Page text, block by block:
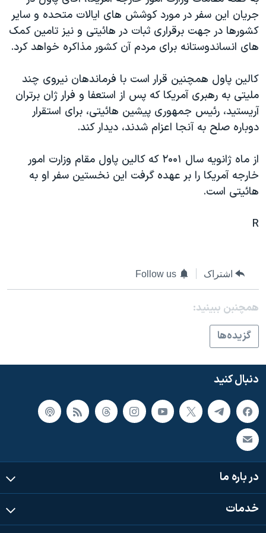
فرهنگ و زندگی
حقوق شهروندی
اقتصادی
علم و فناوری
اسرائیل در جنگ
گالری عکس
مستندها
انتخابات ریاست جمهوری آمریکا ۲۰۲۴
حمله جمهوری اسلامی به اسرائیل
رمز مهسا
ورزش زنان در ایران
اعتراضات زن، زندگی، آزادی
تریبونال مردمی آبان ۹۸
دادگاه حمید نوری
اسرائیل در جنگ
نرگس محمدی برنده جایزه نوبل صلح
همایش محافظه‌کاران آمریکا «سی‌پک»
صفحه‌های ویژه
دنبال کنید
زبانهای مختلف
جريان اين سفر در مورد کوشش های ايالات متحده و ساير
کشورها در جهت برقراری ثبات در هائيتی و نيز تامين کمک
های انساندوستانه برای مردم آن کشور مذاکره خواهد کرد.
کالين پاول همچنين قرار است با فرماندهان نيروی چند
مليتی به رهبری آمريکا که پس از استعفا و فرار ژان برتران
آريستيد، رئيس جمهوری پيشين هائيتی، برای استقرار
دوباره صلح به آنجا اعزام شدند، ديدار کند.
از ماه ژانويه سال ٢۰۰۱ که کالين پاول مقام وزارت امور
خارجه آمريکا را بر عهده گرفت اين نخستين سفر او به
هائيتی است.
R
اشتراک Follow us
همچنبن ببینید:
گزيده‌ها
دنبال کنید
در باره ما
خدمات